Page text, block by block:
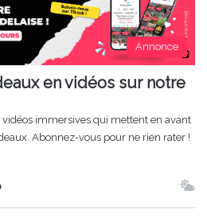
Annonce
en vidéos sur notre
immersives qui mettent en avant
Abonnez-vous pour ne rien rater !